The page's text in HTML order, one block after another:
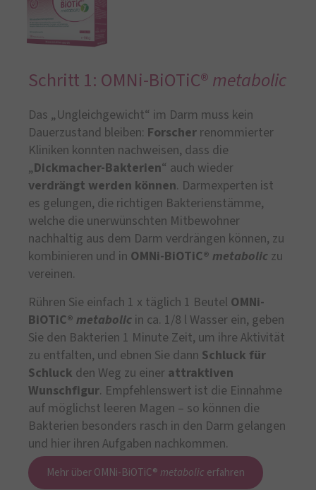
Schritt 1: OMNi-BiOTiC®metabolic
Das „Ungleichgewicht“ im Darm muss kein
Dauerzustand bleiben: Forscher renommierter
Kliniken konnten nachweisen, dass die
„Dickmacher-Bakterien“ auch wieder
verdrängt werden können. Darmexperten ist
es gelungen, die richtigen Bakterienstämme,
welche die unerwünschten Mitbewohner
nachhaltig aus dem Darm verdrängen können, zu
kombinieren und in OMNi-BiOTiC® metabolic zu
vereinen.
Rühren Sie einfach 1 x täglich 1 Beutel OMNi-
BiOTiC® metabolic in ca. 1/8 l Wasser ein, geben
Sie den Bakterien 1 Minute Zeit, um ihre Aktivität
zu entfalten, und ebnen Sie dann Schluck für
Schluck den Weg zu einer attraktiven
Wunschfigur. Empfehlenswert ist die Einnahme
auf möglichst leeren Magen – so können die
Bakterien besonders rasch in den Darm gelangen
und hier ihren Aufgaben nachkommen.
Mehr über OMNi-BiOTiC® metabolic erfahren